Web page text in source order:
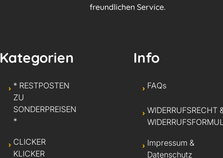
freundlichen Service.
Kategorien
* RESTPOSTEN
ZU
SONDERPREISEN
*
CLICKER
KLICKER
Info
FAQs
WIDERRUFSRECHT
Impressum &
Datenschutz